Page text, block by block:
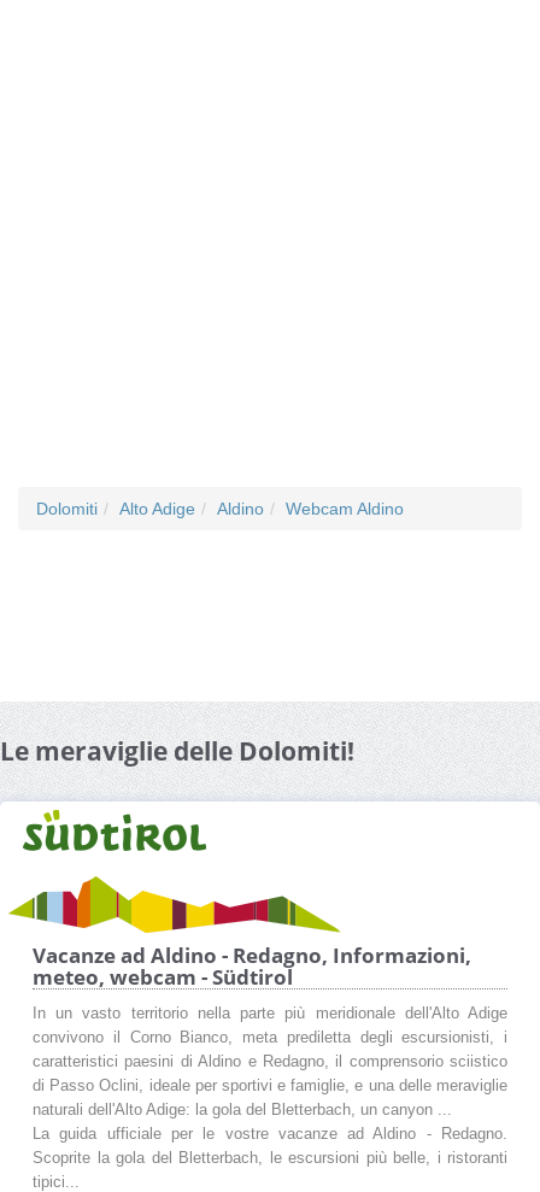
Dolomiti Alto Adige Aldino Webcam Aldino
Le meraviglie delle Dolomiti!
Vacanze ad Aldino - Redagno, Informazioni,
meteo, webcam - Südtirol
In un vasto territorio nella parte più meridionale dell'Alto Adige
convivono il Corno Bianco, meta prediletta degli escursionisti, i
caratteristici paesini di Aldino e Redagno, il comprensorio sciistico
di Passo Oclini, ideale per sportivi e famiglie, e una delle meraviglie
naturali dell'Alto Adige: la gola del Bletterbach, un canyon ...
La guida ufficiale per le vostre vacanze ad Aldino - Redagno.
Scoprite la gola del Bletterbach, le escursioni più belle, i ristoranti
tipici...